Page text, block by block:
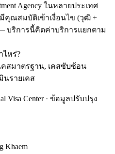
Agency ในหลายประเทศ
คุณสมบัติเข้าเงื่อนไข (วุฒิ +
บริการนี้คิดค่าบริการแยกตาม
ไหร่?
คสมาตรฐาน, เคสซับซ้อน
นรายเคส
Visa Center · ข้อมูลปรับปรุง
Khaem